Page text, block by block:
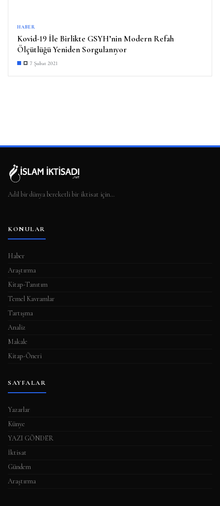
HABER
Kovid-19 İle Birlikte GSYH’nin Modern Refah
Ölçütlüğü Yeniden Sorgulanıyor
7 Şubat 2021
Adil bir dünya bereketli bir iktisat için…
KONULAR
Haber
Araştırma
Kitap-Tanıtım
Temel Kavramlar
Tartışma
Analiz
Makale
Kitap-Öneri
SAYFALAR
Yazarlar
Künye
YAZI GÖNDER
İktisat
Gündem
Araştırma